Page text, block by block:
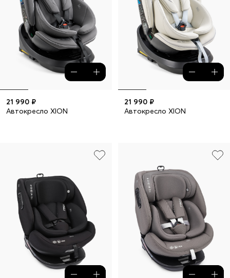
21 990 ₽
Автокресло XION
21 990 ₽
Автокресло XION